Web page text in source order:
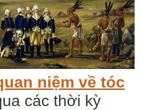
niệm về tóc
các thời kỳ